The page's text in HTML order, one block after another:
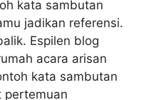
kata sambutan
jadikan referensi.
Espilen blog
acara arisan
kata sambutan
pertemuan